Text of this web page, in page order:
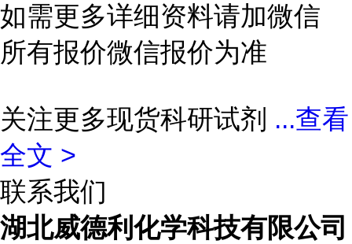
如需更多详细资料请加微信
所有报价微信报价为准
关注更多现货科研试剂 ...查看
全文 >
联系我们
湖北威德利化学科技有限公司